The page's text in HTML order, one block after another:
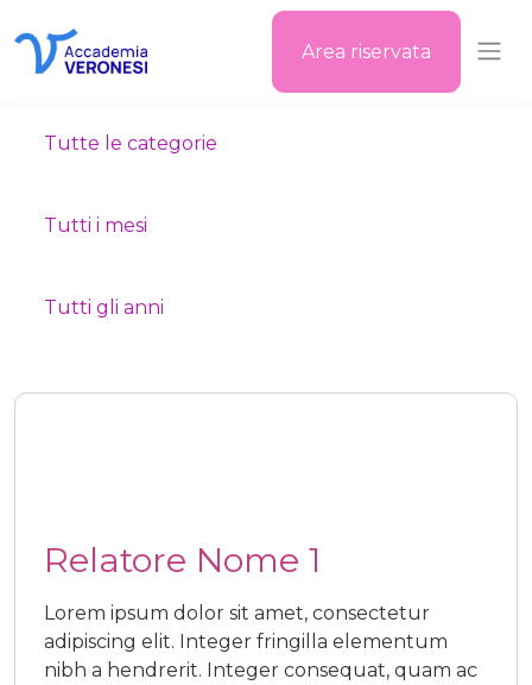
Area riservata
Tutte le categorie
Tutti i mesi
Tutti gli anni
Relatore Nome 1
Relatore Nome 1
Lorem ipsum dolor sit amet, consectetur
adipiscing elit. Integer fringilla elementum
nibh a hendrerit. Integer consequat, quam ac